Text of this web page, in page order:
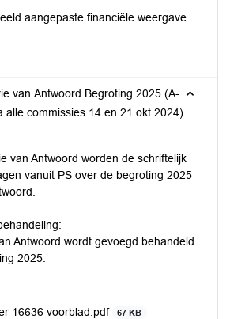
aangepaste financiële weergave
van Antwoord Begroting 2025 (A-
alle commissies 14 en 21 okt 2024)
van Antwoord worden de schriftelijk
vanuit PS over de begroting 2025
Antwoord wordt gevoegd behandeld
2025.
16636 voorblad.pdf
67 KB